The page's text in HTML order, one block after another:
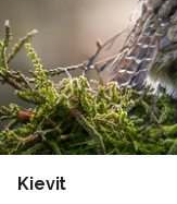
Kievit